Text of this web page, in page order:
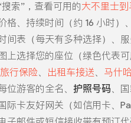
搜索”，查看可用的大不里士
格、持续时间（约 16 小时）
间表（每天有多种选择）、
上选择您的座位（绿色代表
旅行保险、 出租车接送、 马什
位游客的全名、 护照号码、
际卡友好网关（如信用卡、